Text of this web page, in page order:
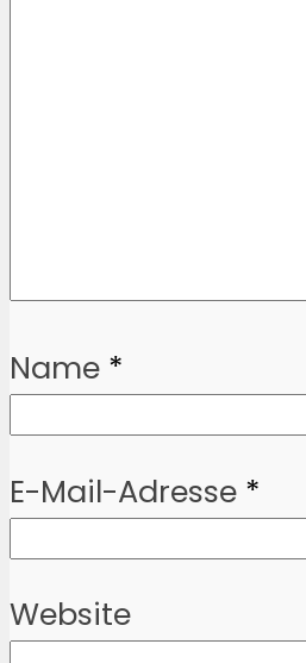
Name *
E-Mail-Adresse *
Website